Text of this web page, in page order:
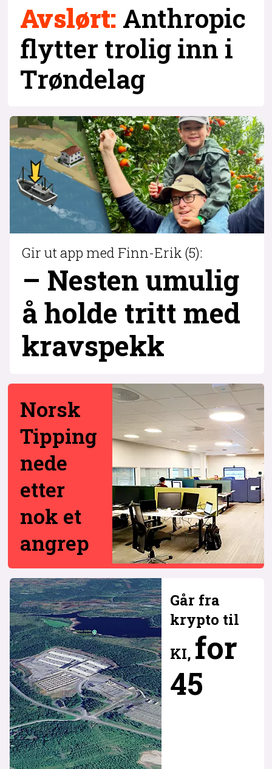
Avslørt: Anthropic
flytter trolig inn i
Trøndelag
Gir ut app med Finn-Erik (5):
– Nesten umulig
å holde tritt med
krav­spekk
Norsk
Tipping
nede
etter
nok et
angrep
Går fra
krypto til
KI, for
45